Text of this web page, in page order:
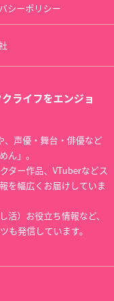
シーポリシー
ライフをエンジョ
、声優・舞台・俳優など
ん」。
ター作品、VTuberなどス
を幅広くお届けしていま
活）お役立ち情報など、
も発信しています。